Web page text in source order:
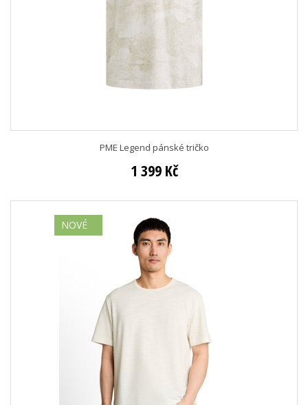
PME Legend pánské tričko
1 399 Kč
NOVÉ